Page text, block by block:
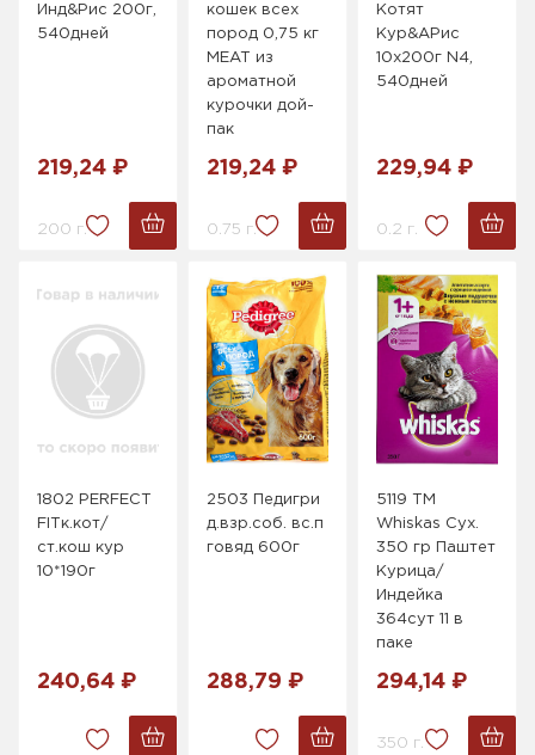
Инд&Рис 200г,
540дней
219,24 ₽
200 г.
кошек всех
пород 0,75 кг
MEAT из
ароматной
курочки дой-
пак
219,24 ₽
0.75 г.
Котят
Кур&АРис
10x200г N4,
540дней
229,94 ₽
0.2 г.
1802 PERFECT
FITк.кот/
ст.кош кур
10*190г
240,64 ₽
2503 Педигри
д.взр.соб. вс.п
говяд 600г
288,79 ₽
5119 ТМ
Whiskas Сух.
350 гр Паштет
Курица/
Индейка
364сут 11 в
паке
294,14 ₽
350 г.